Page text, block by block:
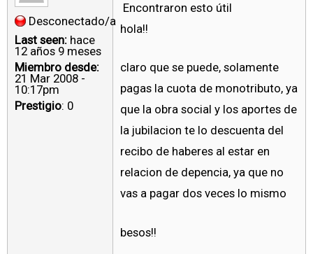
Desconectado/a
Last seen: hace
12 años 9 meses
Miembro desde:
21 Mar 2008 -
10:17pm
Prestigio: 0
Encontraron esto útil
hola!!
claro que se puede, solamente
pagas la cuota de monotributo, ya
que la obra social y los aportes de
la jubilacion te lo descuenta del
recibo de haberes al estar en
relacion de depencia, ya que no
vas a pagar dos veces lo mismo
besos!!